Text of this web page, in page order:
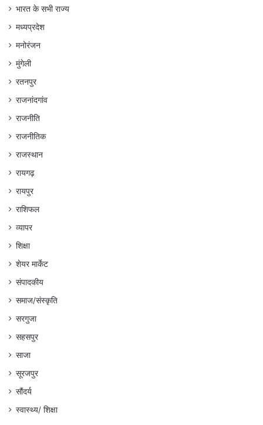
भारत के सभी राज्य
मध्यप्रदेश
मनोरंजन
मुंगेली
रतनपुर
राजनांदगांव
राजनीति
राजनीतिक
राजस्थान
रायगढ़
रायपुर
राशिफल
व्यापर
शिक्षा
शेयर मार्केट
संपादकीय
समाज/संस्कृति
सरगुजा
सहसपुर
साजा
सूरजपुर
सौंदर्य
स्वास्थ्य/ शिक्षा